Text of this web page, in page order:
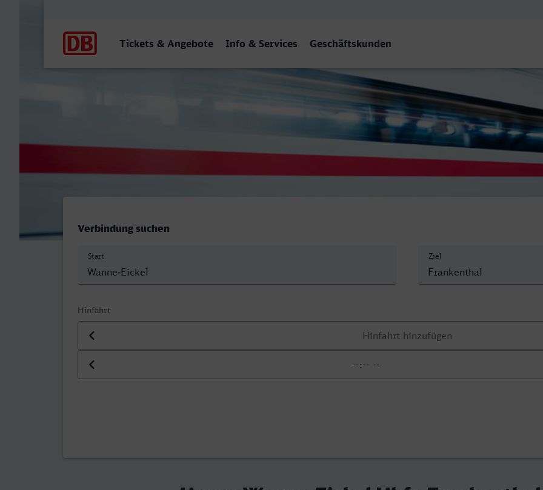
Tickets & Angebote Info & Services Geschäftskunden
Herne-Wanne-Eickel Hbf - Frankenthal Hbf
Verbindung suchen
Start Ziel
Hinfahrt
Datum der Hinfahrt
Uhrzeit der Hinfahrt